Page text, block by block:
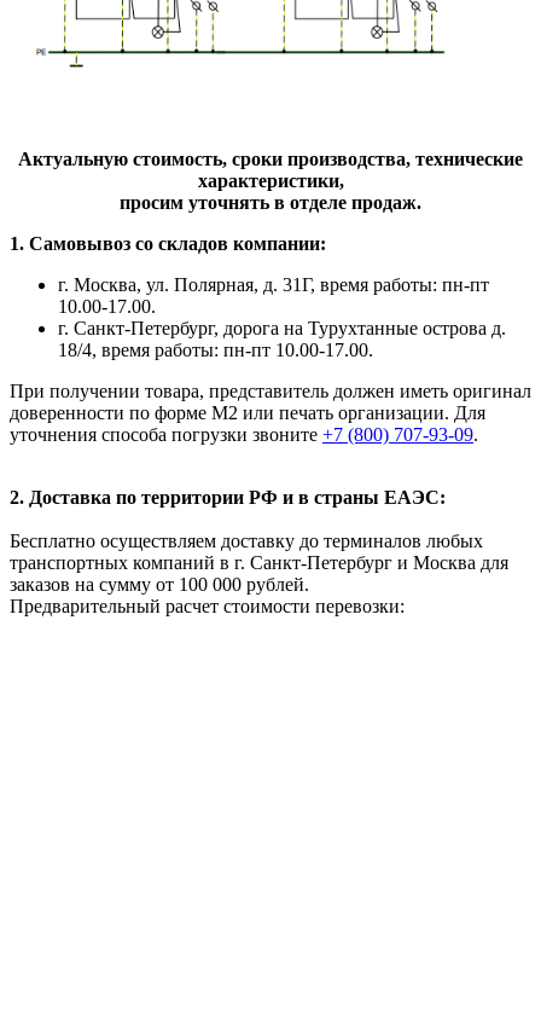
Актуальную стоимость, сроки производства, технические
характеристики,
просим уточнять в отделе продаж.
1. Самовывоз со складов компании:
г. Москва, ул. Полярная, д. 31Г, время работы: пн-пт
10.00-17.00.
г. Санкт-Петербург, дорога на Турухтанные острова д.
18/4, время работы: пн-пт 10.00-17.00.
При получении товара, представитель должен иметь оригинал
доверенности по форме М2 или печать организации. Для
уточнения способа погрузки звоните +7 (800) 707-93-09.
2. Доставка по территории РФ и в страны ЕАЭС:
Бесплатно осуществляем доставку до терминалов любых
транспортных компаний в г. Санкт-Петербург и Москва для
заказов на сумму от 100 000 рублей.
Предварительный расчет стоимости перевозки: